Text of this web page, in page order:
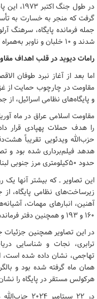
در طول
جمله فرمانده پایگاه، سرهنگ
شدند و ۱۰ خلبان و ناوبر به‌همراه ۳۲ سرباز اسیر شدند.
رامات دیوید در قلب اهداف
مقاومت در چارچوب حمایت از
و پایگاه‌های نظامی اسرائیل، از
حزب‌الله ویدئویی تقریباً
هدهد فیلم‌برداری شده بود و
حدود ۵۰کیلومتری مرز جنوبی لبنان، را نشان می‌داد.
این تصاویر ـ که بیشتر آنها یک
زیرساخت‌های نظامی پایگاه،
۱۶۰ و ۱۹۳ و همچنین دفتر فرمانده پایگاه را نشان می‌دهند.
در این تصاویر همچنین جزئیات
ترابری، نجات و شناسایی
تهاجمی، نشان داده شده است،
همان ماه گرفته شده بود و
هرکولس مستقر در پایگاه را
در ۲۲